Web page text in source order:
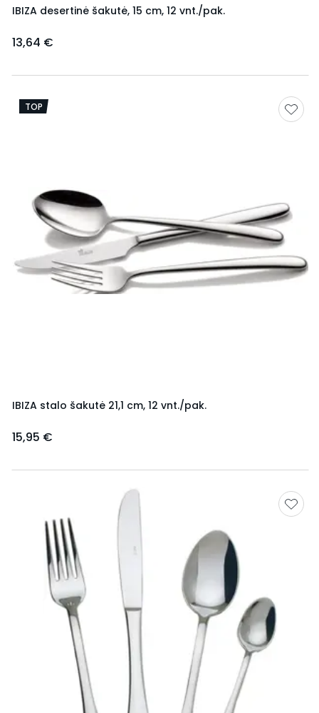
IBIZA desertinė šakutė, 15 cm, 12 vnt./pak.
13,64 €
TOP
IBIZA stalo šakutė 21,1 cm, 12 vnt./pak.
15,95 €